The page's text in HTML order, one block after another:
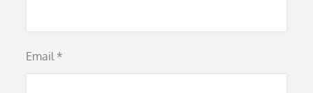
Email *